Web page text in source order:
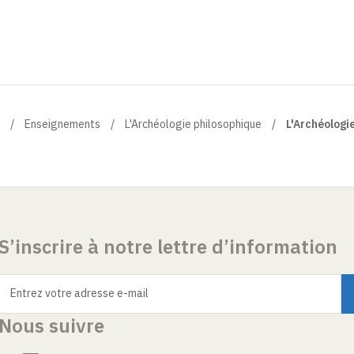
Enseignements L'Archéologie philosophique
à notre lettre d’information
Entrez votre adresse e-mail
suivre